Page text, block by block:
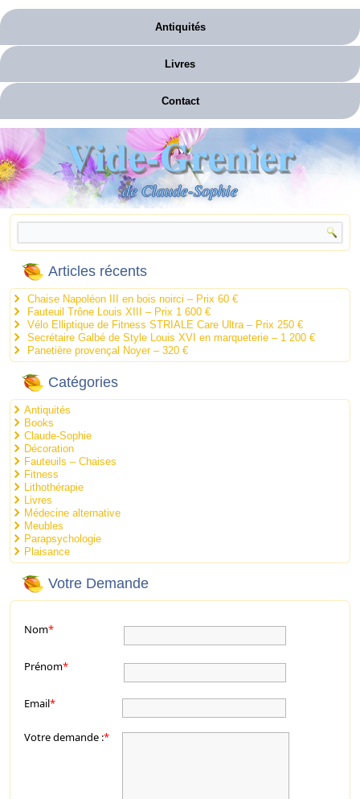
Antiquités
Livres
Contact
Vide-Grenier
de Claude-Sophie
Articles récents
Chaise Napoléon III en bois noirci – Prix 60 €
Fauteuil Trône Louis XIII – Prix 1 600 €
Vélo Elliptique de Fitness STRIALE Care Ultra – Prix 250 €
Secrétaire Galbé de Style Louis XVI en marqueterie – 1 200 €
Panetière provençal Noyer – 320 €
Catégories
Antiquités
Books
Claude-Sophie
Décoration
Fauteuils – Chaises
Fitness
Lithothérapie
Livres
Médecine alternative
Meubles
Parapsychologie
Plaisance
Votre Demande
Nom*
Prénom*
Email*
Votre demande :*